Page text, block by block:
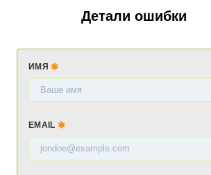
Детали ошибки
ИМЯ
EMAIL